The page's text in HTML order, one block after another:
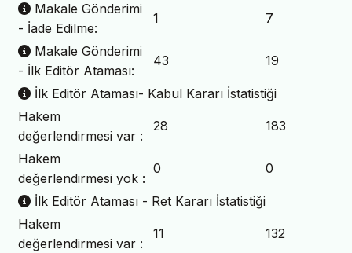
Makale Gönderimi
- İade Edilme:
1 7
Makale Gönderimi
- İlk Editör Ataması:
43 19
İlk Editör Ataması- Kabul Kararı İstatistiği
Hakem
değerlendirmesi var :
28 183
Hakem
değerlendirmesi yok :
0 0
İlk Editör Ataması - Ret Kararı İstatistiği
Hakem
değerlendirmesi var :
11 132